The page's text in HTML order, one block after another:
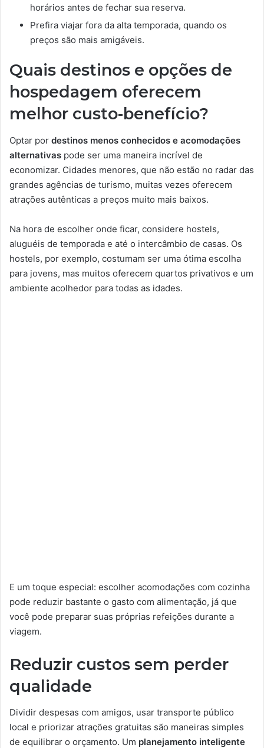
horários antes de fechar sua reserva.
Prefira viajar fora da alta temporada, quando os
preços são mais amigáveis.
Quais destinos e opções de
hospedagem oferecem
melhor custo-benefício?
Optar por destinos menos conhecidos e acomodações
alternativas pode ser uma maneira incrível de
economizar. Cidades menores, que não estão no radar das
grandes agências de turismo, muitas vezes oferecem
atrações autênticas a preços muito mais baixos.
Na hora de escolher onde ficar, considere hostels,
aluguéis de temporada e até o intercâmbio de casas. Os
hostels, por exemplo, costumam ser uma ótima escolha
para jovens, mas muitos oferecem quartos privativos e um
ambiente acolhedor para todas as idades.
E um toque especial: escolher acomodações com cozinha
pode reduzir bastante o gasto com alimentação, já que
você pode preparar suas próprias refeições durante a
viagem.
Reduzir custos sem perder
qualidade
Dividir despesas com amigos, usar transporte público
local e priorizar atrações gratuitas são maneiras simples
de equilibrar o orçamento. Um planejamento inteligente